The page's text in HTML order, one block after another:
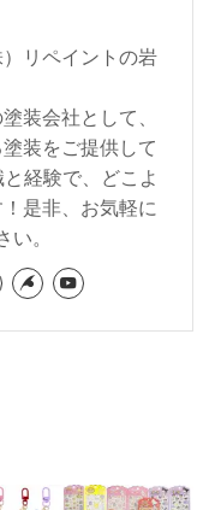
リペイントの岩
装会社として、
装をご提供して
経験で、どこよ
是非、お気軽に
い。